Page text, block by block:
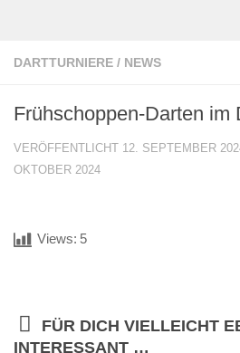
DARTTURNIERE / NEWS
Frühschoppen-Darten im
VERÖFFENTLICHT 12. SEPTEMBER
OKTOBER 2024
Views: 5
FÜR DICH VIELLEICHT
INTERESSANT …